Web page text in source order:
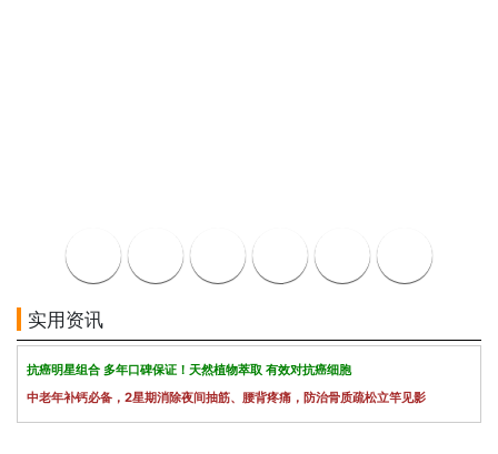
实用资讯
抗癌明星组合 多年口碑保证！天然植物萃取 有效对抗癌细胞
中老年补钙必备，2星期消除夜间抽筋、腰背疼痛，防治骨质疏松立竿见影